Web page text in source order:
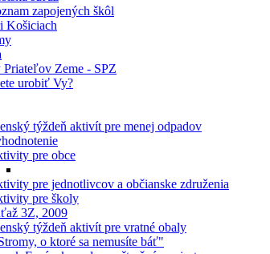
zapojených škôl
Košiciach
Priateľov Zeme - SPZ
urobiť Vy?
týždeň aktivít pre menej odpadov
pre obce
pre jednotlivcov a občianske združenia
pre školy
3Z, 2009
týždeň aktivít pre vratné obaly
o ktoré sa nemusíte báť"